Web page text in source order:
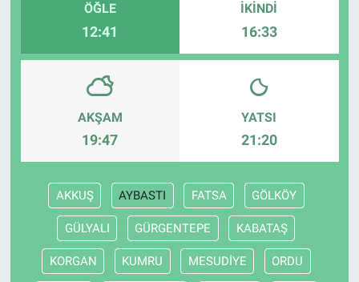
ÖĞLE
12:41
İKINDI
16:33
AKŞAM
19:47
YATSI
21:20
AKKUŞ AYBASTI FATSA GÖLKÖY
GÜLYALI GÜRGENTEPE KABATAŞ
KORGAN KUMRU MESUDİYE ORDU